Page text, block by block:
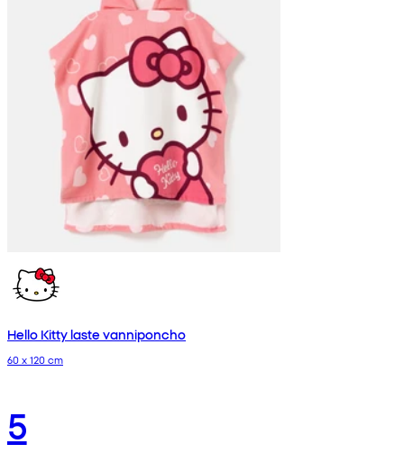
Hello Kitty laste vanniponcho
60 x 120 cm
5